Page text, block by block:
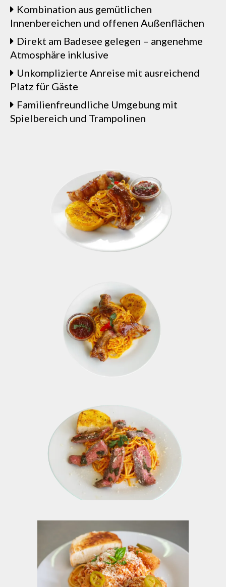
Kombination aus gemütlichen
Innenbereichen und offenen Außenflächen
Direkt am Badesee gelegen – angenehme
Atmosphäre inklusive
Unkomplizierte Anreise mit ausreichend
Platz für Gäste
Familienfreundliche Umgebung mit
Spielbereich und Trampolinen